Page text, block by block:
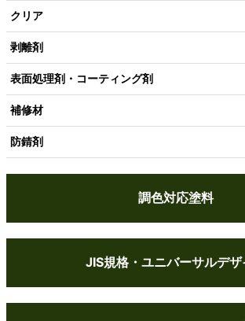
クリア
剥離剤
表面処理剤・コーティング剤
補修材
防錆剤
調色対応塗料
JIS規格・ユニバーサルデザ